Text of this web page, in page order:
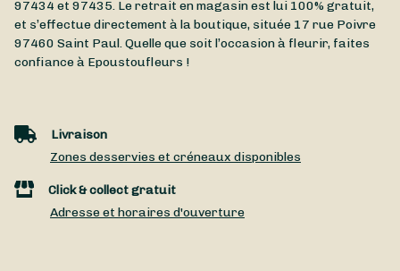
97434 et 97435. Le retrait en magasin est lui 100% gratuit,
et s’effectue directement à la boutique, située 17 rue Poivre
97460 Saint Paul. Quelle que soit l’occasion à fleurir, faites
confiance à Epoustoufleurs !
Livraison
Zones desservies et créneaux disponibles
Click & collect gratuit
Adresse et horaires d'ouverture